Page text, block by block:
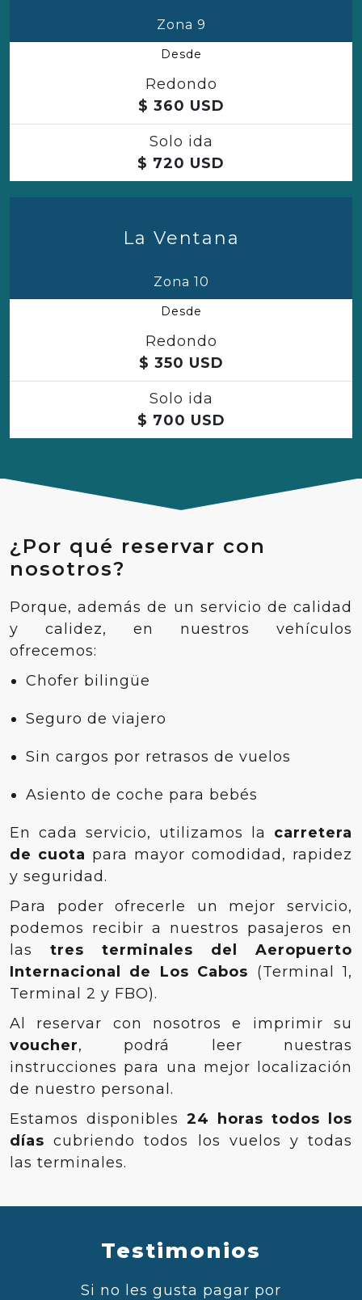
Zona 9
Desde
Redondo
$ 360 USD
Solo ida
$ 720 USD
La Ventana
Zona 10
Desde
Redondo
$ 350 USD
Solo ida
$ 700 USD
¿Por qué reservar con
nosotros?
Porque, además de un servicio de calidad
y calidez, en nuestros vehículos
ofrecemos:
Chofer bilingüe
Seguro de viajero
Sin cargos por retrasos de vuelos
Asiento de coche para bebés
En cada servicio, utilizamos la carretera
de cuota para mayor comodidad, rapidez
y seguridad.
Para poder ofrecerle un mejor servicio,
podemos recibir a nuestros pasajeros en
las tres terminales del Aeropuerto
Internacional de Los Cabos (Terminal 1,
Terminal 2 y FBO).
Al reservar con nosotros e imprimir su
voucher, podrá leer nuestras
instrucciones para una mejor localización
de nuestro personal.
Estamos disponibles 24 horas todos los
días cubriendo todos los vuelos y todas
las terminales.
Testimonios
Si no les gusta pagar por